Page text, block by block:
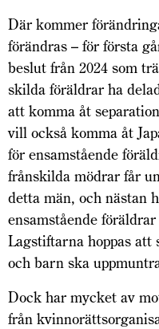
Där kommer
förändras – för första
beslut från 2024 som
skilda föräldrar ha
att komma åt
vill också komma åt
för ensamstående
frånskilda mödrar får
detta män, och nästan
ensamstående
Lagstiftarna hoppas att
och barn ska
Dock har mycket av
från